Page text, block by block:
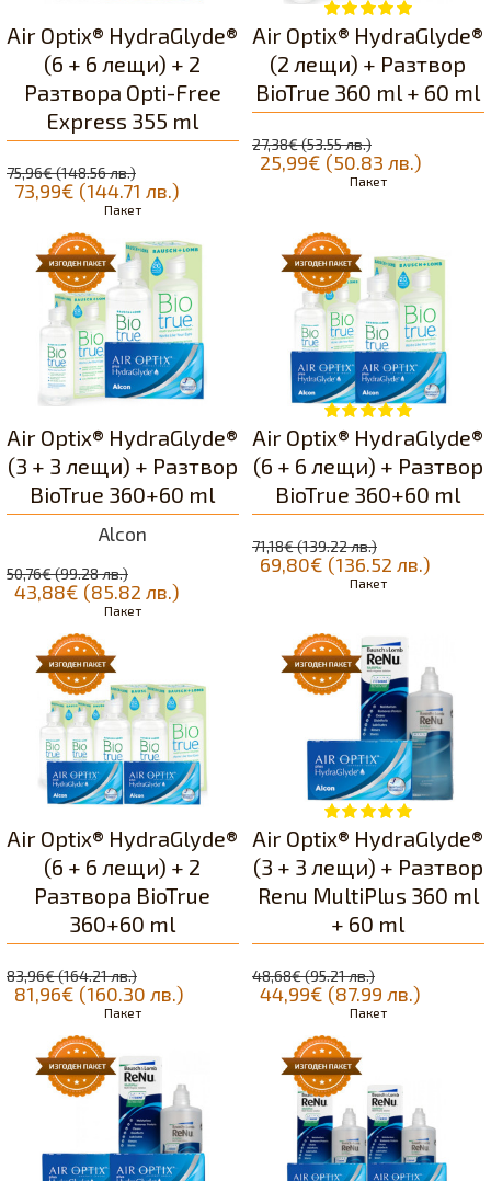
Air Optix® HydraGlyde®
(6 + 6 лещи) + 2
Разтвора Opti-Free
Express 355 ml
73,99€ (144.71 лв.)
75,96€ (148.56 лв.)
Пакет
Air Optix® HydraGlyde®
(2 лещи) + Разтвор
BioTrue 360 ml + 60 ml
25,99€ (50.83 лв.)
27,38€ (53.55 лв.)
Пакет
Alcon
Air Optix® HydraGlyde®
(3 + 3 лещи) + Разтвор
BioTrue 360+60 ml
43,88€ (85.82 лв.)
50,76€ (99.28 лв.)
Пакет
Air Optix® HydraGlyde®
(6 + 6 лещи) + Разтвор
BioTrue 360+60 ml
69,80€ (136.52 лв.)
71,18€ (139.22 лв.)
Пакет
Air Optix® HydraGlyde®
(6 + 6 лещи) + 2
Разтворa BioTrue
360+60 ml
81,96€ (160.30 лв.)
83,96€ (164.21 лв.)
Пакет
Air Optix® HydraGlyde®
(3 + 3 лещи) + Разтвор
Renu MultiPlus 360 ml
+ 60 ml
44,99€ (87.99 лв.)
48,68€ (95.21 лв.)
Пакет